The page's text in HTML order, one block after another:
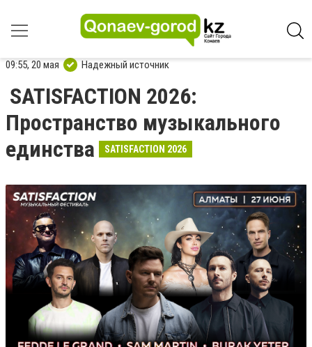
09:55, 20 мая Надежный источник
SATISFACTION 2026:
Пространство музыкального
единства
SATISFACTION 2026